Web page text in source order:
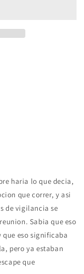
haria lo que decia,
que correr, y asi
de vigilancia se
Sabia que eso
eso significaba
pero ya estaban
que